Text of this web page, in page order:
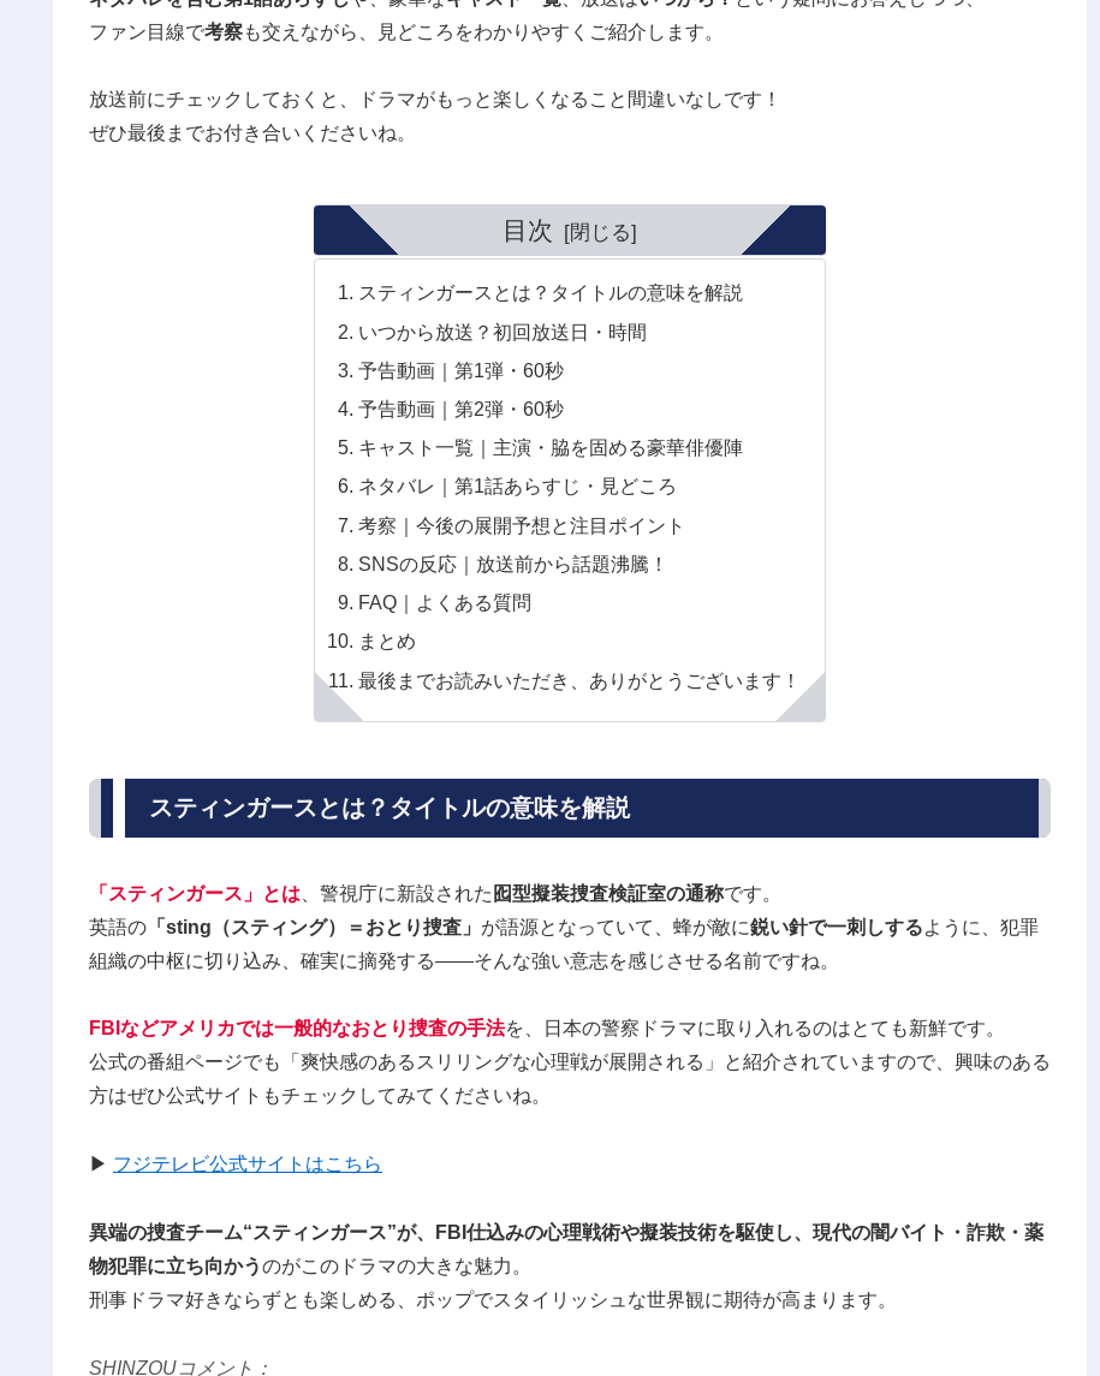
ファン目線で考察も交えながら、見どころをわかりやすくご紹介します。
放送前にチェックしておくと、ドラマがもっと楽しくなること間違いなしです！
ぜひ最後までお付き合いくださいね。
目次
スティンガースとは？タイトルの意味を解説
いつから放送？初回放送日・時間
予告動画｜第1弾・60秒
予告動画｜第2弾・60秒
キャスト一覧｜主演・脇を固める豪華俳優陣
ネタバレ｜第1話あらすじ・見どころ
考察｜今後の展開予想と注目ポイント
SNSの反応｜放送前から話題沸騰！
FAQ｜よくある質問
まとめ
最後までお読みいただき、ありがとうございます！
スティンガースとは？タイトルの意味を解説
「スティンガース」とは 、警視庁に新設された 囮型擬装捜査検証室の通称です。
英語の 「sting（スティング）＝おとり捜査」 が語源となっていて、蜂が敵に鋭い針で一刺しするように、犯罪
組織の中枢に切り込み、確実に摘発する――そんな強い意志を感じさせる名前ですね。
FBIなどアメリカでは一般的なおとり捜査の手法を、日本の警察ドラマに取り入れるのはとても新鮮です。
公式の番組ページでも「爽快感のあるスリリングな心理戦が展開される」と紹介されていますので、興味のある
方はぜひ公式サイトもチェックしてみてくださいね。
▶︎ フジテレビ公式サイトはこちら
異端の捜査チーム“スティンガース”が、FBI仕込みの心理戦術や擬装技術を駆使し、現代の闇バイト・詐欺・薬
物犯罪に立ち向かうのがこのドラマの大きな魅力。
刑事ドラマ好きならずとも楽しめる、ポップでスタイリッシュな世界観に期待が高まります。
SHINZOUコメント：